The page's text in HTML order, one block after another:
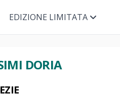
EDIZIONE LIMITATA
DORIA